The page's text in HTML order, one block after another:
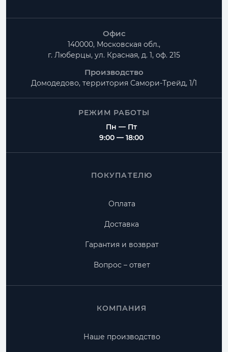
Офис
140000, Московская обл.,
г. Люберцы, ул. Красная, д. 1, оф. 215
Производство
Домодедово, территория Самори-Трейд, 1/1
РЕЖИМ РАБОТЫ
Пн — Пт
9:00 — 18:00
ПОКУПАТЕЛЮ
Оплата
Доставка
Гарантия и возврат
Вопрос – ответ
КОМПАНИЯ
Наше производство